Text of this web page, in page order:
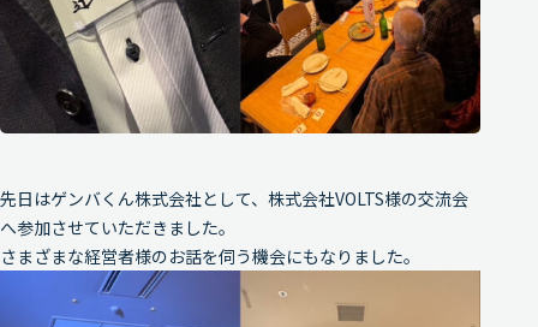
先日はゲンバくん株式会社として、株式会社VOLTS様の交流会
へ参加させていただきました。
さまざまな経営者様のお話を伺う機会にもなりました。